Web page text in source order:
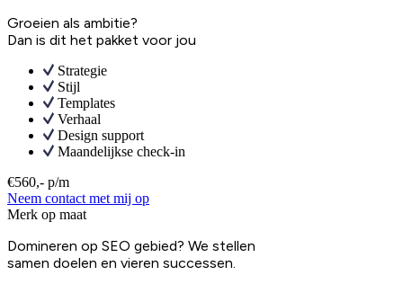
Groeien als ambitie?
Dan is dit het pakket voor jou
Strategie
Stijl
Templates
Verhaal
Design support
Maandelijkse check-in
€560,- p/m
Neem contact met mij op
Merk op maat
Domineren op SEO gebied? We stellen
samen doelen en vieren successen.